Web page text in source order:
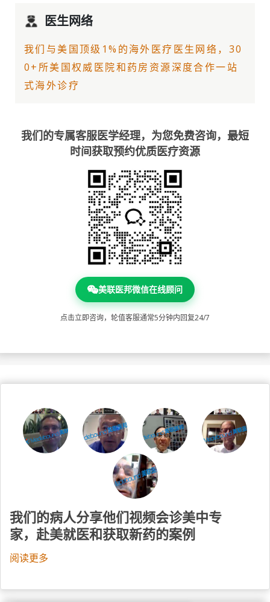
医生网络
我们与美国顶级1%的海外医疗医生网络，30
0+所美国权威医院和药房资源深度合作一站
式海外诊疗
我们的专属客服医学经理，为您免费咨询，最短
时间获取预约优质医疗资源
美联医邦微信在线顾问
点击立即咨询，轮值客服通常5分钟内回复24/7
我们的病人分享他们视频会诊美中专
家，赴美就医和获取新药的案例
阅读更多